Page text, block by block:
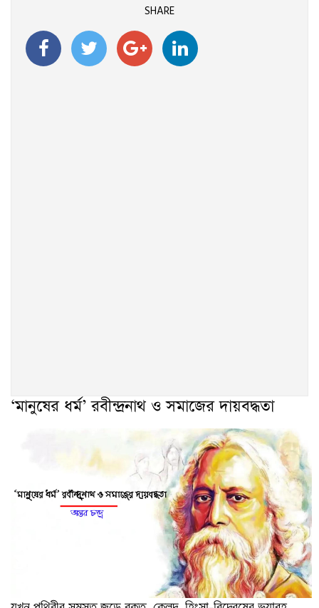
SHARE
‘মানুষের ধর্ম’ রবীন্দ্রনাথ ও সমাজের দায়বদ্ধতা